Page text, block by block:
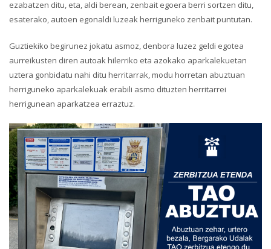
ezabatzen ditu, eta, aldi berean, zenbait egoera berri sortzen ditu,
esaterako, autoen egonaldi luzeak herriguneko zenbait puntutan.
Guztiekiko begirunez jokatu asmoz, denbora luzez geldi egotea
aurreikusten diren autoak hilerriko eta azokako aparkalekuetan
uztera gonbidatu nahi ditu herritarrak, modu horretan abuztuan
herriguneko aparkalekuak erabili asmo dituzten herritarrei
herrigunean aparkatzea erraztuz.